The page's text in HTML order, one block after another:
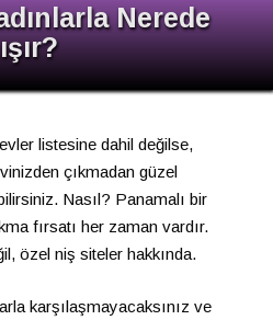
Nerede
listesine dahil değilse,
çıkmadan güzel
Nasıl? Panamalı bir
fırsatı her zaman vardır.
özel niş siteler hakkında.
karşılaşmayacaksınız ve